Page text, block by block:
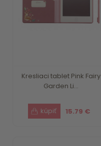
Kresliaci tablet Pink Fairy
Garden Li...
15.79 €